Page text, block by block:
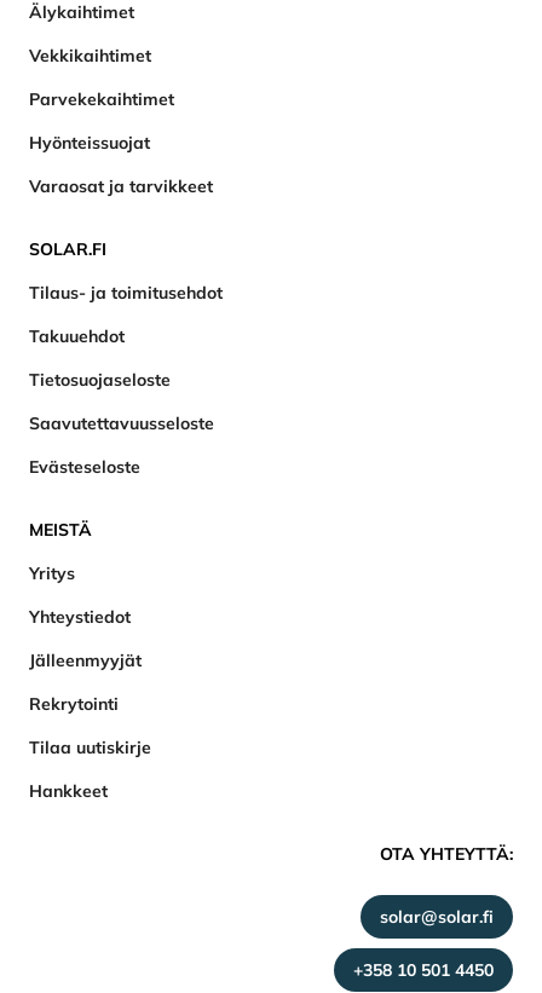
Älykaihtimet
Vekkikaihtimet
Parvekekaihtimet
Hyönteissuojat
Varaosat ja tarvikkeet
SOLAR.FI
Tilaus- ja toimitusehdot
Takuuehdot
Tietosuojaseloste
Saavutettavuusseloste
Evästeseloste
MEISTÄ
Yritys
Yhteystiedot
Jälleenmyyjät
Rekrytointi
Tilaa uutiskirje
Hankkeet
OTA YHTEYTTÄ:
solar@solar.fi
+358 10 501 4450